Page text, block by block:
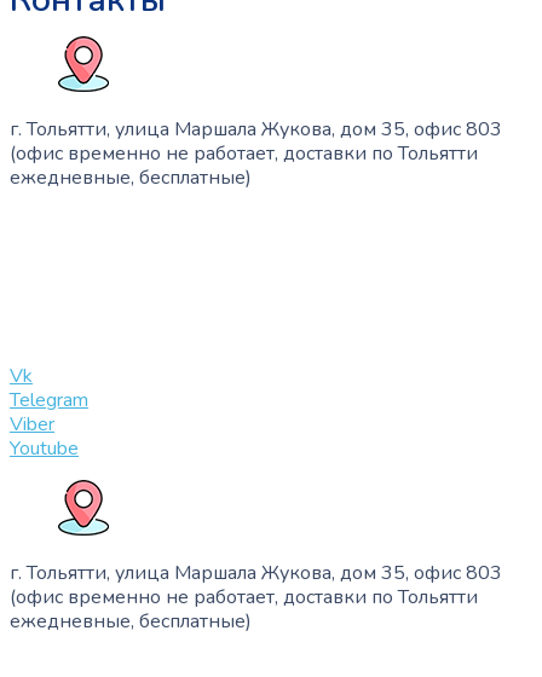
г. Тольятти, улица Маршала Жукова, дом 35, офис 803
(офис временно не работает, доставки по Тольятти
ежедневные, бесплатные)
Vk
Telegram
Viber
Youtube
г. Тольятти, улица Маршала Жукова, дом 35, офис 803
(офис временно не работает, доставки по Тольятти
ежедневные, бесплатные)